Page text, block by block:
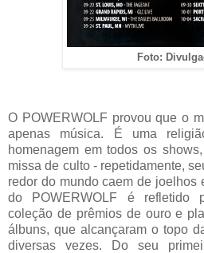
Foto:
O POWERWOLF provou que o
apenas música. É uma
homenagem em todos os
missa de culto - repetidamente,
redor do mundo caem de joelhos
do POWERWOLF é refletido
coleção de prêmios de ouro e
álbuns, que alcançaram o topo
diversas vezes. Do seu